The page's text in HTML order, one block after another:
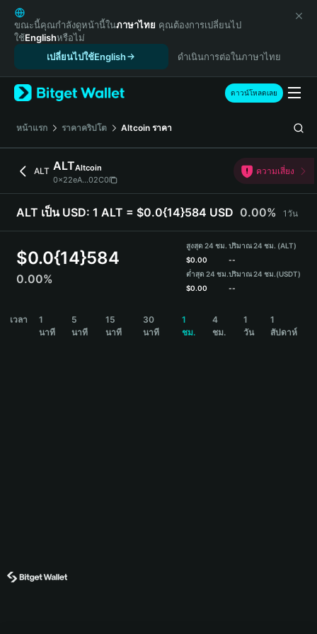
English
日本語
Tiếng Việt
Español (Latinoamérica)
Türkçe
Français
Deutsch
繁體中文
Português (Portugal)
Bahasa Indonesia
ภาษาไทย
Español
Español (Argentina)
ขณะนี้คุณกำลังดูหน้านี้ในภาษาไทย คุณต้องการเปลี่ยนไป
ใช้Englishหรือไม่
เปลี่ยนไปใช้English
ดำเนินการต่อในภาษาไทย
ดาวน์โหลดเลย
หน้าแรก ราคาคริปโต Altcoin ราคา
ALT ALTAltcoin
0x22eA...02C0
ความเสี่ยง
ALT เป็น USD: 1 ALT = $0.0{14}584 USD 0.00% 1วัน
$0.0{14}584
0.00%
สูงสุด 24 ชม.
$0.00
ต่ำสุด 24 ชม.
$0.00
ปริมาณ 24 ชม. (ALT)
--
ปริมาณ 24 ชม.(USDT)
--
เวลา
1
นาที
5
นาที
15
นาที
30
นาที
1
ชม.
4
ชม.
1
วัน
1
สัปดาห์